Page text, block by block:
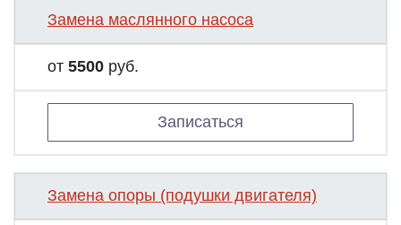
Замена маслянного насоса
от 5500 руб.
Записаться
Замена опоры (подушки двигателя)